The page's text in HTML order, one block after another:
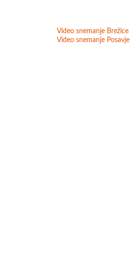
Video snemanje Brežice
Video snemanje Posavje